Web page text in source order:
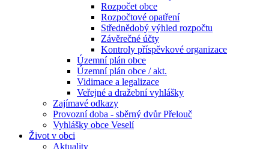
Rozpočet obce
Rozpočtové opatření
Střednědobý výhled rozpočtu
Závěrečné účty
Kontroly příspěvkové organizace
Územní plán obce
Územní plán obce / akt.
Vidimace a legalizace
Veřejné a dražební vyhlášky
Zajímavé odkazy
Provozní doba - sběrný dvůr Přelouč
Vyhlášky obce Veselí
Život v obci
Aktuality